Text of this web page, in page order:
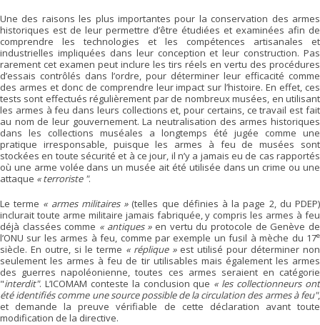
Une des raisons les plus importantes pour la conservation des armes
historiques est de leur permettre d’être étudiées et examinées afin de
comprendre les technologies et les compétences artisanales et
industrielles impliquées dans leur conception et leur construction. Pas
rarement cet examen peut inclure les tirs réels en vertu des procédures
d’essais contrôlés dans l’ordre, pour déterminer leur efficacité comme
des armes et donc de comprendre leur impact sur l’histoire. En effet, ces
tests sont effectués régulièrement par de nombreux musées, en utilisant
les armes à feu dans leurs collections et, pour certains, ce travail est fait
au nom de leur gouvernement. La neutralisation des armes historiques
dans les collections muséales a longtemps été jugée comme une
pratique irresponsable, puisque les armes à feu de musées sont
stockées en toute sécurité et à ce jour, il n’y a jamais eu de cas rapportés
où une arme volée dans un musée ait été utilisée dans un crime ou une
attaque « terroriste ".
Le terme « armes militaires »(telles que définies à la page 2, du PDEP)
inclurait toute arme militaire jamais fabriquée, y compris les armes à feu
déjà classées comme « antiques »en vertu du protocole de Genève de
l’ONU sur les armes à feu, comme par exemple un fusil à mèche du 17e
siècle. En outre, si le terme « réplique »est utilisé pour déterminer non
seulement les armes à feu de tir utilisables mais également les armes
des guerres napoléonienne, toutes ces armes seraient en catégorie
"interdit". L’ICOMAM conteste la conclusion que « les collectionneurs ont
été identifiés comme une source possible de la circulation des armes à feu",
et demande la preuve vérifiable de cette déclaration avant toute
modification de la directive.